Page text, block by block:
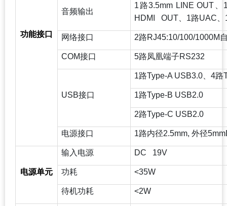
功能接口
音频输出
1 路3.5mm LINE OUT
HDMI OUT、1路UAC、
网络接口 2路RJ45:10/100/1000M
COM接口 5路凤凰端子RS232
USB接口
1路Type-A USB3.0、4
1路Type-B USB2.0
2路Type-C USB2.0
电源接口 1路内径2.5mm, 外径
电源单元
输入电源 DC 19V
功耗 <35W
待机功耗 <2W